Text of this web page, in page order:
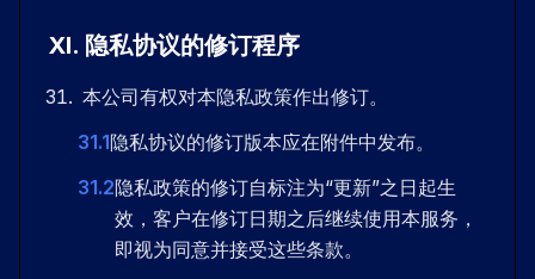
XI. 隐私协议的修订程序
本公司有权对本隐私政策作出修订。
31.1隐私协议的修订版本应在附件中发布。
31.2隐私政策的修订自标注为“更新”之日起生
效，客户在修订日期之后继续使用本服务，
即视为同意并接受这些条款。